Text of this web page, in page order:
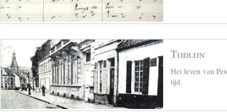
Tijdlijn
Het leven van
tijd.